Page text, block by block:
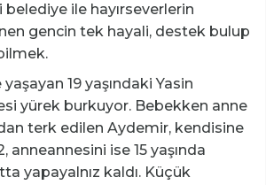
ile hayırseverlerin
gencin tek hayali, destek bulup
19 yaşındaki Yasin
yürek burkuyor. Bebekken anne
terk edilen Aydemir, kendisine
anneannesini ise 15 yaşında
yapayalnız kaldı. Küçük